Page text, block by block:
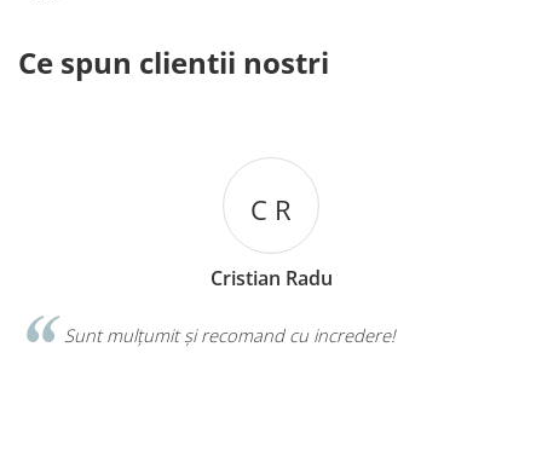
Ce spun clientii nostri
C R
Cristian Radu
Sunt mulțumit și recomand cu incredere!